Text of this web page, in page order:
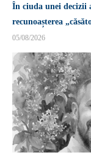
În ciuda unei decizii
recunoașterea
05/08/2026